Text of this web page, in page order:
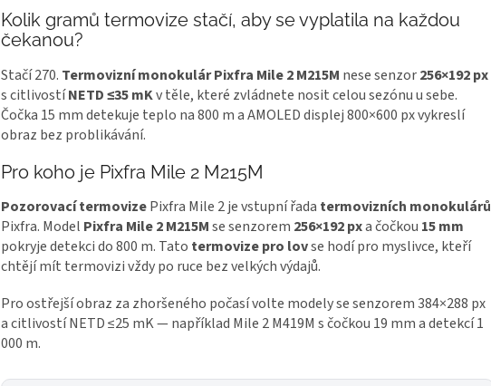
Kolik gramů termovize stačí, aby se vyplatila na každou
čekanou?
Stačí 270. Termovizní monokulár Pixfra Mile 2 M215M nese senzor256×192 px
s citlivostíNETD ≤35 mKv těle, které zvládnete nosit celou sezónu u sebe.
Čočka 15 mm detekuje teplo na 800 m a AMOLED displej 800×600 px vykreslí
obraz bez problikávání.
Pro koho je Pixfra Mile 2 M215M
Pozorovací termovizePixfra Mile 2 je vstupní řada termovizních monokulárů
Pixfra. Model Pixfra Mile 2 M215Mse senzorem 256×192 pxa čočkou 15 mm
pokryje detekci do 800 m. Tato termovize pro lovse hodí pro myslivce, kteří
chtějí mít termovizi vždy po ruce bez velkých výdajů.
Pro ostřejší obraz za zhoršeného počasí volte modely se senzorem 384×288 px
a citlivostí NETD ≤25 mK — například Mile 2 M419M s čočkou 19 mm a detekcí 1
000 m.